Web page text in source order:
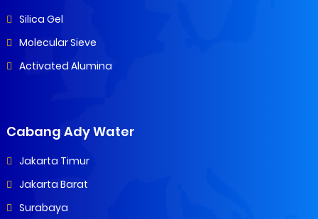
Silica Gel
Molecular Sieve
Activated Alumina
Cabang Ady Water
Jakarta Timur
Jakarta Barat
Surabaya